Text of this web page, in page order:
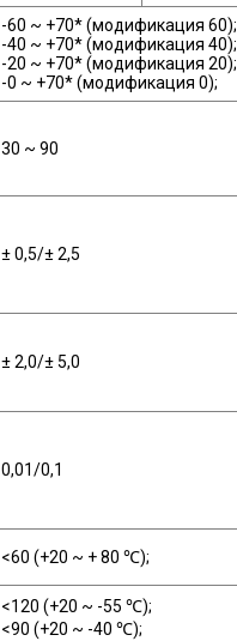
-60 ~ +70* (модификация 60);
-40 ~ +70* (модификация 40);
-20 ~ +70* (модификация 20);
-0 ~ +70* (модификация 0);
30 ~ 90
± 0,5/± 2,5
± 2,0/± 5,0
0,01/0,1
<60 (+20 ~ + 80 ℃);
<120 (+20 ~ -55 ℃);
<90 (+20 ~ -40 ℃);